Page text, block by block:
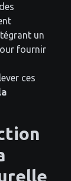
un
fournir
ces